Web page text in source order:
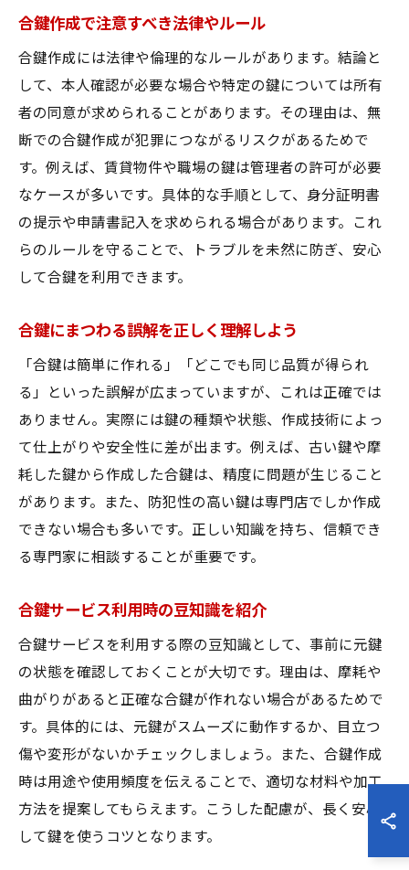
合鍵作成で注意すべき法律やルール
合鍵作成には法律や倫理的なルールがあります。結論と
して、本人確認が必要な場合や特定の鍵については所有
者の同意が求められることがあります。その理由は、無
断での合鍵作成が犯罪につながるリスクがあるためで
す。例えば、賃貸物件や職場の鍵は管理者の許可が必要
なケースが多いです。具体的な手順として、身分証明書
の提示や申請書記入を求められる場合があります。これ
らのルールを守ることで、トラブルを未然に防ぎ、安心
して合鍵を利用できます。
合鍵にまつわる誤解を正しく理解しよう
「合鍵は簡単に作れる」「どこでも同じ品質が得られ
る」といった誤解が広まっていますが、これは正確では
ありません。実際には鍵の種類や状態、作成技術によっ
て仕上がりや安全性に差が出ます。例えば、古い鍵や摩
耗した鍵から作成した合鍵は、精度に問題が生じること
があります。また、防犯性の高い鍵は専門店でしか作成
できない場合も多いです。正しい知識を持ち、信頼でき
る専門家に相談することが重要です。
合鍵サービス利用時の豆知識を紹介
合鍵サービスを利用する際の豆知識として、事前に元鍵
の状態を確認しておくことが大切です。理由は、摩耗や
曲がりがあると正確な合鍵が作れない場合があるためで
す。具体的には、元鍵がスムーズに動作するか、目立つ
傷や変形がないかチェックしましょう。また、合鍵作成
時は用途や使用頻度を伝えることで、適切な材料や加工
方法を提案してもらえます。こうした配慮が、長く安心
して鍵を使うコツとなります。